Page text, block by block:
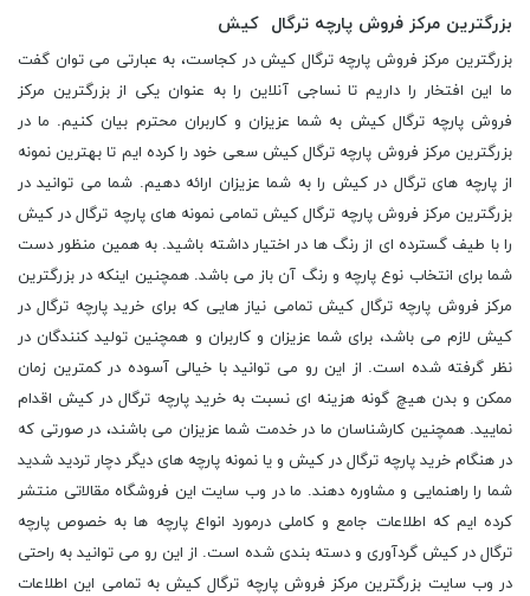
بزرگترین مرکز فروش پارچه ترگال کیش
بزرگترین مرکز فروش پارچه ترگال کیش در کجاست، به عبارتی می توان گفت
ما این افتخار را داریم تا نساجی آنلاین را به عنوان یکی از بزرگترین مرکز
فروش پارچه ترگال کیش به شما عزیزان و کاربران محترم بیان کنیم. ما در
بزرگترین مرکز فروش پارچه ترگال کیش سعی خود را کرده ایم تا بهترین نمونه
از پارچه های ترگال در کیش را به شما عزیزان ارائه دهیم. شما می توانید در
بزرگترین مرکز فروش پارچه ترگال کیش تمامی نمونه های پارچه ترگال در کیش
را با طیف گسترده ای از رنگ ها در اختیار داشته باشید. به همین منظور دست
شما برای انتخاب نوع پارچه و رنگ آن باز می باشد. همچنین اینکه در بزرگترین
مرکز فروش پارچه ترگال کیش تمامی نیاز هایی که برای خرید پارچه ترگال در
کیش لازم می باشد، برای شما عزیزان و کاربران و همچنین تولید کنندگان در
نظر گرفته شده است. از این رو می توانید با خیالی آسوده در کمترین زمان
ممکن و بدن هیچ گونه هزینه ای نسبت به خرید پارچه ترگال در کیش اقدام
نمایید. همچنین کارشناسان ما در خدمت شما عزیزان می باشند، در صورتی که
در هنگام خرید پارچه ترگال در کیش و یا نمونه پارچه های دیگر دچار تردید شدید
شما را راهنمایی و مشاوره دهند. ما در وب سایت این فروشگاه مقالاتی منتشر
کرده ایم که اطلاعات جامع و کاملی درمورد انواع پارچه ها به خصوص پارچه
ترگال در کیش گردآوری و دسته بندی شده است. از این رو می توانید به راحتی
در وب سایت بزرگترین مرکز فروش پارچه ترگال کیش به تمامی این اطلاعات